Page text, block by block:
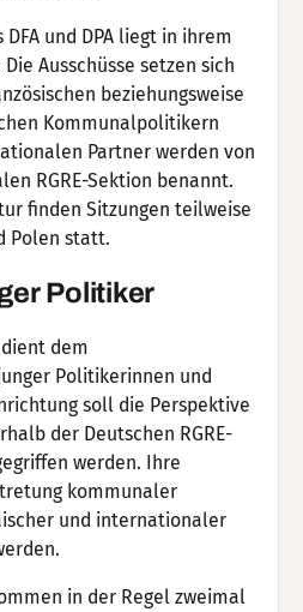
und DPA liegt in ihrem
Ausschüsse setzen sich
beziehungsweise
Kommunalpolitikern
Partner werden von
RGRE-Sektion benannt.
finden Sitzungen teilweise
Polen statt.
Politiker
dient dem
Politikerinnen und
soll die Perspektive
der Deutschen RGRE-
werden. Ihre
kommunaler
und internationaler
in der Regel zweimal